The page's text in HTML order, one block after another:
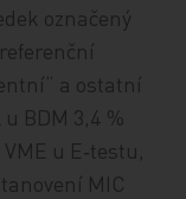
označený
a ostatní
BDM 3,4 %
u E‑testu,
MIC